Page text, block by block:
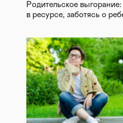
Родительское выгорание:
в ресурсе, заботясь о